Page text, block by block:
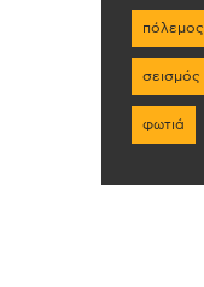
πόλεμος
σεισμός
φωτιά